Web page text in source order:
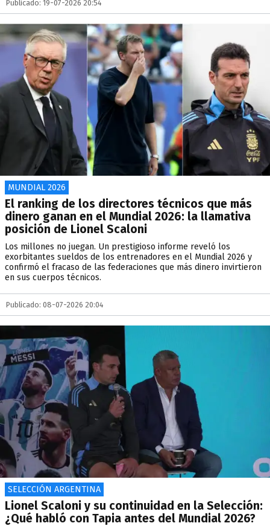
Publicado: 19-07-2026 20:54
MUNDIAL 2026
El ranking de los directores técnicos que más
dinero ganan en el Mundial 2026: la llamativa
posición de Lionel Scaloni
Los millones no juegan. Un prestigioso informe reveló los
exorbitantes sueldos de los entrenadores en el Mundial 2026 y
confirmó el fracaso de las federaciones que más dinero invirtieron
en sus cuerpos técnicos.
Publicado: 08-07-2026 20:04
SELECCIÓN ARGENTINA
Lionel Scaloni y su continuidad en la Selección:
¿Qué habló con Tapia antes del Mundial 2026?